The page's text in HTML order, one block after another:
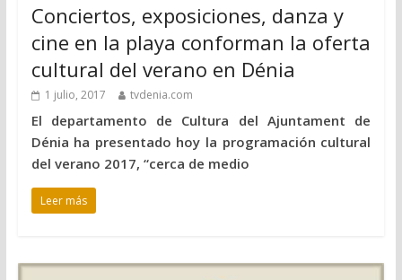
Conciertos, exposiciones, danza y
cine en la playa conforman la oferta
cultural del verano en Dénia
1 julio, 2017 tvdenia.com
El departamento de Cultura del Ajuntament de
Dénia ha presentado hoy la programación cultural
del verano 2017, “cerca de medio
Leer más